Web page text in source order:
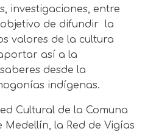
investigaciones, entre
de difundir
la
valores de la cultura
así a la
desde la
indígenas.
Cultural de la Comuna
Medellín, la Red de Vigías